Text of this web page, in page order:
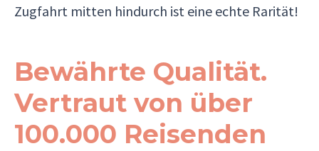
Zugfahrt mitten hindurch ist eine echte Rarität!
Bewährte Qualität.
Vertraut von über
100.000 Reisenden